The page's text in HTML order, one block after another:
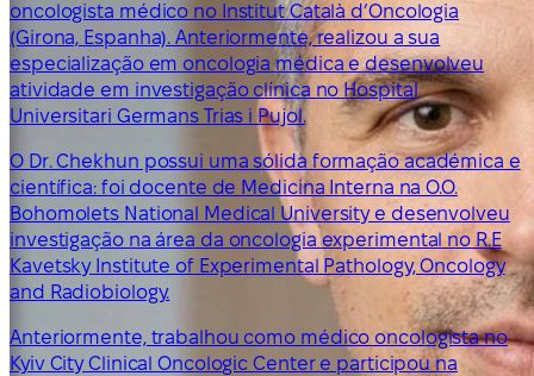
oncologista médico no Institut Català d’Oncologia
(Girona, Espanha). Anteriormente, realizou a sua
especialização em oncologia médica e desenvolveu
atividade em investigação clínica no Hospital
Universitari Germans Trias i Pujol.
O Dr. Chekhun possui uma sólida formação académica e
científica: foi docente de Medicina Interna na O.O.
Bohomolets National Medical University e desenvolveu
investigação na área da oncologia experimental no R.E
Kavetsky Institute of Experimental Pathology, Oncology
and Radiobiology.
Anteriormente, trabalhou como médico oncologista no
Kyiv City Clinical Oncologic Center e participou na